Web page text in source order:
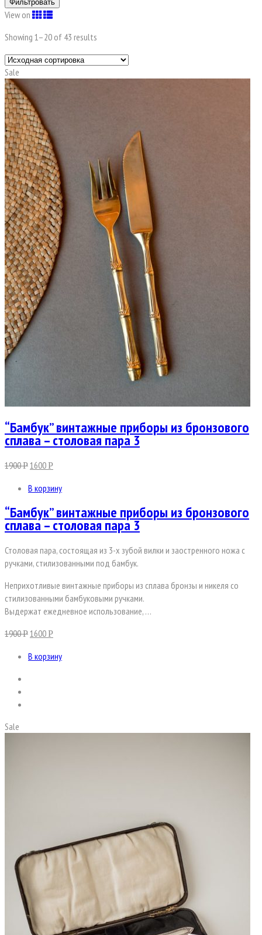
Фильтровать
View on
Showing 1–20 of 43 results
Sale
“Бамбук” винтажные приборы из бронзового
сплава – столовая пара 3
1900Р1600Р
В корзину
“Бамбук” винтажные приборы из бронзового
сплава – столовая пара 3
Столовая пара, состоящая из 3-х зубой вилки и заостренного ножа с
ручками, стилизованными под бамбук.
Неприхотливые винтажные приборы из сплава бронзы и никеля со
стилизованными бамбуковыми ручками.
Выдержат ежедневное использование, …
1900Р1600Р
В корзину
Sale